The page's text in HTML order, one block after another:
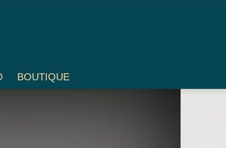
BOUTIQUE